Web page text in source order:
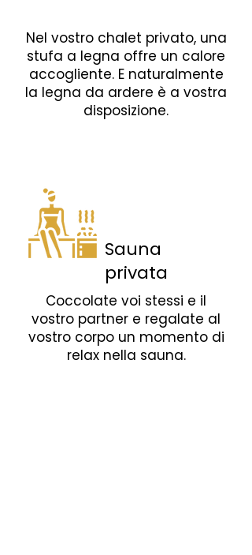
Nel vostro chalet privato, una
stufa a legna offre un calore
accogliente. E naturalmente
la legna da ardere è a vostra
disposizione.
Sauna
privata
Coccolate voi stessi e il
vostro partner e regalate al
vostro corpo un momento di
relax nella sauna.